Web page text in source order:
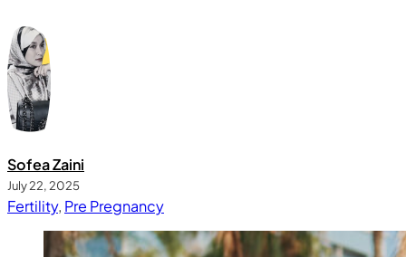
Sofea Zaini
July 22, 2025
Fertility, Pre Pregnancy